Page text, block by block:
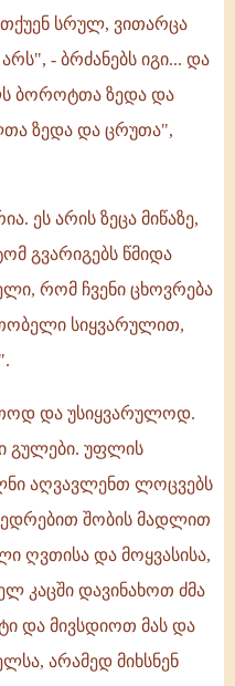
სრულ, ვითარცა
- ბრძანებს იგი... და
ბოროტთა ზედა და
ზედა და ცრუთა",
ეს არის ზეცა მიწაზე,
გვარიგებს წმიდა
რომ ჩვენი ცხოვრება
სიყვარულით,
და უსიყვარულოდ.
გულები. უფლის
აღვავლენთ ლოცვებს
შობის მადლით
ღვთისა და მოყვასისა,
კაცში დავინახოთ ძმა
და მივსდიოთ მას და
არამედ მიხსნენ